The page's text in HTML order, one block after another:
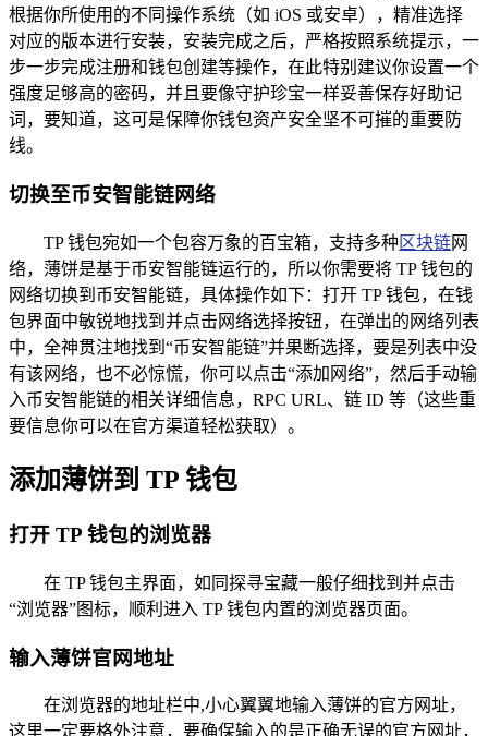
根据你所使用的不同操作系统（如 iOS 或安卓），精准选择
对应的版本进行安装，安装完成之后，严格按照系统提示，一
步一步完成注册和钱包创建等操作，在此特别建议你设置一个
强度足够高的密码，并且要像守护珍宝一样妥善保存好助记
词，要知道，这可是保障你钱包资产安全坚不可摧的重要防
线。
切换至币安智能链网络
TP 钱包宛如一个包容万象的百宝箱，支持多种 区块链网
络，薄饼是基于币安智能链运行的，所以你需要将 TP 钱包的
网络切换到币安智能链，具体操作如下：打开 TP 钱包，在钱
包界面中敏锐地找到并点击网络选择按钮，在弹出的网络列表
中，全神贯注地找到“币安智能链”并果断选择，要是列表中没
有该网络，也不必惊慌，你可以点击“添加网络”，然后手动输
入币安智能链的相关详细信息，RPC URL、链 ID 等（这些重
要信息你可以在官方渠道轻松获取）。
添加薄饼到 TP 钱包
打开 TP 钱包的浏览器
在 TP 钱包主界面，如同探寻宝藏一般仔细找到并点击
“浏览器”图标，顺利进入 TP 钱包内置的浏览器页面。
输入薄饼官网地址
在浏览器的地址栏中,小心翼翼地输入薄饼的官方网址，
这里一定要格外注意，要确保输入的是正确无误的官方网址，